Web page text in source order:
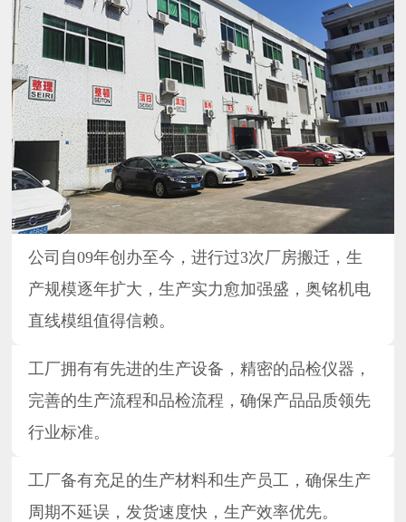
公司自09年创办至今，进行过3次厂房搬迁，生
产规模逐年扩大，生产实力愈加强盛，奥铭机电
直线模组值得信赖。
工厂拥有有先进的生产设备，精密的品检仪器，
完善的生产流程和品检流程，确保产品品质领先
行业标准。
工厂备有充足的生产材料和生产员工，确保生产
周期不延误，发货速度快，生产效率优先。